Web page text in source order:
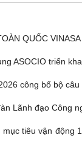
QUỐC
ASOCIO triển
công bố bộ
Lãnh đạo Công
mục tiêu vận động